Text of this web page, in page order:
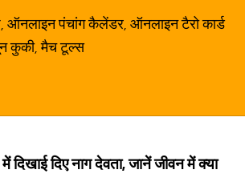
ऑनलाइन पंचांग कैलेंडर, ऑनलाइन टैरो कार्ड
कुकी, मैच टूल्स
दिखाई दिए नाग देवता, जानें जीवन में क्या